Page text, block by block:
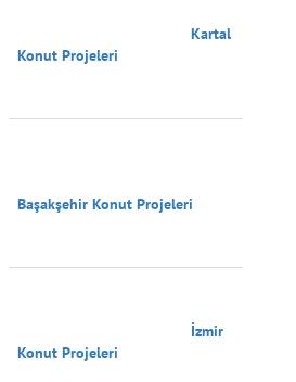
Konut Projeleri
Başakşehir Konut Projeleri
Konut Projeleri